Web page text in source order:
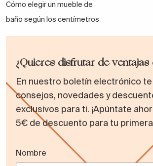
Cómo elegir un mueble de
baño según los centímetros
¿Quieres disfrutar de ventajas
En nuestro boletín electrónico
consejos, novedades y
exclusivos para ti. ¡Apúntate
5€ de descuento para tu
Nombre